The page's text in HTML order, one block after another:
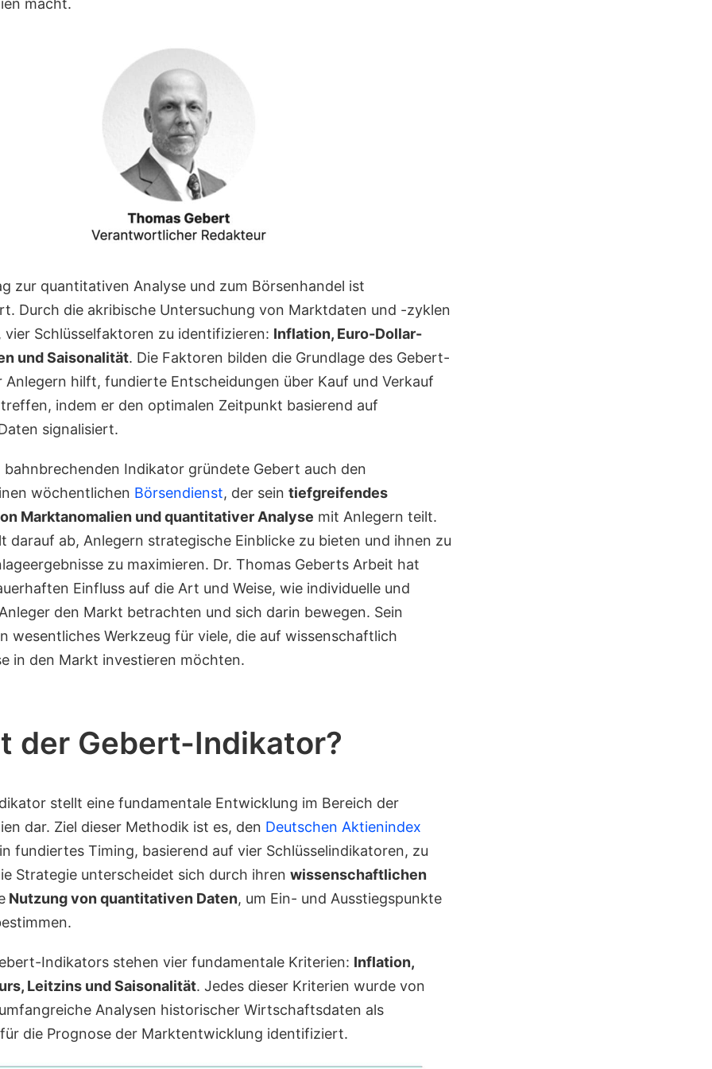
macht.
zur quantitativen Analyse und zum Börsenhandel ist
Durch die akribische Untersuchung von Marktdaten und -zyklen
vier Schlüsselfaktoren zu identifizieren: Inflation, Euro-Dollar-
und Saisonalität. Die Faktoren bilden die Grundlage des Gebert-
Anlegern hilft, fundierte Entscheidungen über Kauf und Verkauf
indem er den optimalen Zeitpunkt basierend auf
signalisiert.
bahnbrechenden Indikator gründete Gebert auch den
wöchentlichen Börsendienst, der sein tiefgreifendes
Marktanomalien und quantitativer Analyse mit Anlegern teilt.
darauf ab, Anlegern strategische Einblicke zu bieten und ihnen zu
zu maximieren. Dr. Thomas Geberts Arbeit hat
Einfluss auf die Art und Weise, wie individuelle und
den Markt betrachten und sich darin bewegen. Sein
wesentliches Werkzeug für viele, die auf wissenschaftlich
in den Markt investieren möchten.
der Gebert-Indikator?
stellt eine fundamentale Entwicklung im Bereich der
dar. Ziel dieser Methodik ist es, den Deutschen Aktienindex
fundiertes Timing, basierend auf vier Schlüsselindikatoren, zu
Strategie unterscheidet sich durch ihren wissenschaftlichen
Nutzung von quantitativen Daten, um Ein- und Ausstiegspunkte
Indikators stehen vier fundamentale Kriterien: Inflation,
Leitzins und Saisonalität. Jedes dieser Kriterien wurde von
Analysen historischer Wirtschaftsdaten als
die Prognose der Marktentwicklung identifiziert.